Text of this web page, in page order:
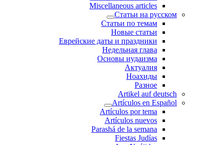
Miscellaneous articles
Статьи на русском
Статьи по темам
Новые статьи
Еврейские даты и праздники
Недельная глава
Основы иудаизма
Актуалия
Ноахиды
Разное
Artikel auf deutsch
Artículos en Español
Artículos por tema
Artículos nuevos
Parashá de la semana
Fiestas Judías